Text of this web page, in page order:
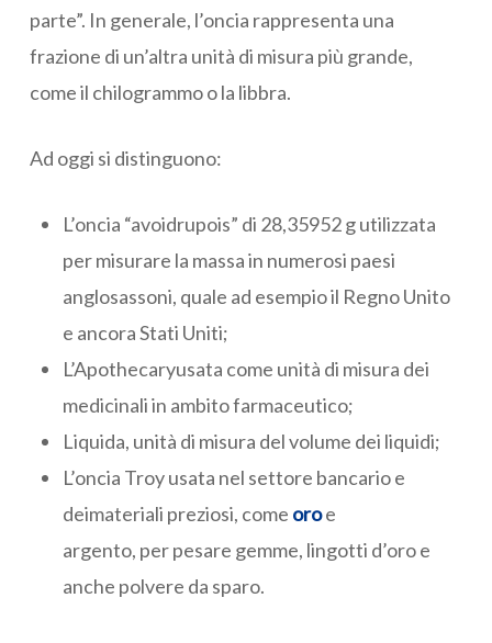
parte”. In generale, l’oncia rappresenta una
frazione di un’altra unità di misura più grande,
come il chilogrammo o la libbra.
Ad oggi si distinguono:
L’oncia “avoidrupois” di 28,35952 g utilizzata
per misurare la massa in numerosi paesi
anglosassoni, quale ad esempio il Regno Unito
e ancora Stati Uniti;
L’Apothecaryusata come unità di misura dei
medicinali in ambito farmaceutico;
Liquida, unità di misura del volume dei liquidi;
L’oncia Troy usata nel settore bancario e
deimateriali preziosi, come oroe
argento, per pesare gemme, lingotti d’oro e
anche polvere da sparo.